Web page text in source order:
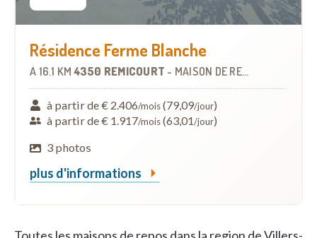
Résidence Ferme Blanche
À 16.1 KM 4350 REMICOURT - MAISON DE REPOS
à partir de € 2.406/mois(79,09/jour)
à partir de € 1.917/mois(63,01/jour)
3 photos
plus d'informations